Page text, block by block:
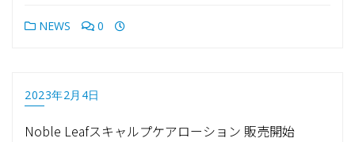
NEWS 0
2023年2月4日
Noble Leafスキャルプケアローション 販売開始